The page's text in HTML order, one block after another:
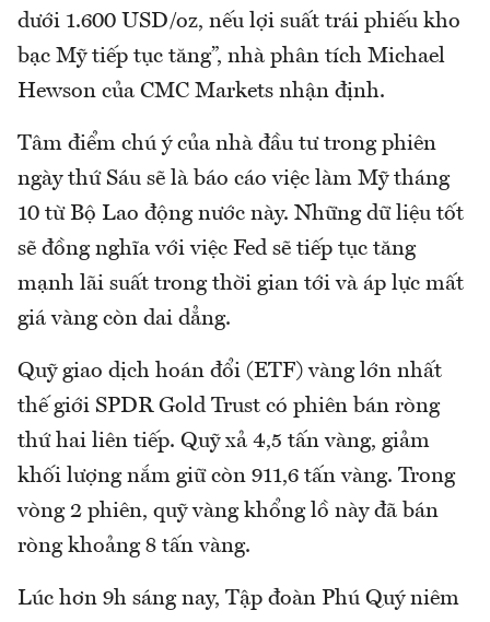
dưới 1.600 USD/oz, nếu lợi suất trái phiếu kho
bạc Mỹ tiếp tục tăng”, nhà phân tích Michael
Hewson của CMC Markets nhận định.
Tâm điểm chú ý của nhà đầu tư trong phiên
ngày thứ Sáu sẽ là báo cáo việc làm Mỹ tháng
10 từ Bộ Lao động nước này. Những dữ liệu tốt
sẽ đồng nghĩa với việc Fed sẽ tiếp tục tăng
mạnh lãi suất trong thời gian tới và áp lực mất
giá vàng còn dai dẳng.
Quỹ giao dịch hoán đổi (ETF) vàng lớn nhất
thế giới SPDR Gold Trust có phiên bán ròng
thứ hai liên tiếp. Quỹ xả 4,5 tấn vàng, giảm
khối lượng nắm giữ còn 911,6 tấn vàng. Trong
vòng 2 phiên, quỹ vàng khổng lồ này đã bán
ròng khoảng 8 tấn vàng.
Lúc hơn 9h sáng nay, Tập đoàn Phú Quý niêm